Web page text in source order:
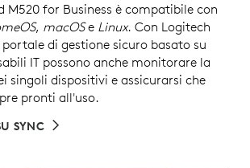
M520 for Business è compatibile con
, macOSe Linux. Con Logitech
scaricare Logi Tune sui singoli
di gestione sicuro basato su
IT possono anche monitorare la
singoli dispositivi e assicurarsi che
pronti all'uso.
SYNC